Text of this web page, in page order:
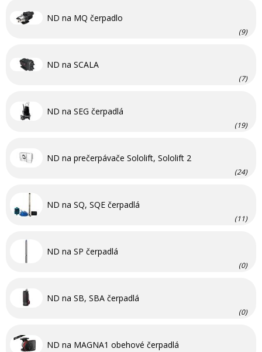
ND na MQ čerpadlo
(9)
ND na SCALA
(7)
ND na SEG čerpadlá
(19)
ND na prečerpávače Sololift, Sololift 2
(24)
ND na SQ, SQE čerpadlá
(11)
ND na SP čerpadlá
(0)
ND na SB, SBA čerpadlá
(0)
ND na MAGNA1 obehové čerpadlá